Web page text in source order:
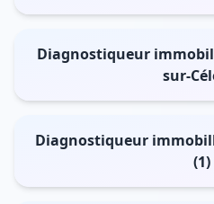
Diagnostiqueur
sur-
Diagnostiqueur
(1)